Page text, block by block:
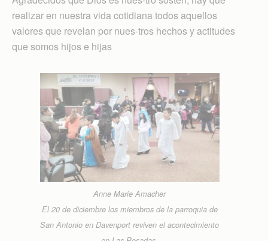
realizar en nuestra vida cotidiana todos aquellos
valores que revelan por nues-tros hechos y actitudes
que somos hijos e hijas
Anne Marie Amacher
El 20 de diciembre los miembros de la parroquia de
San Antonio en Davenport reviven el acontecimiento